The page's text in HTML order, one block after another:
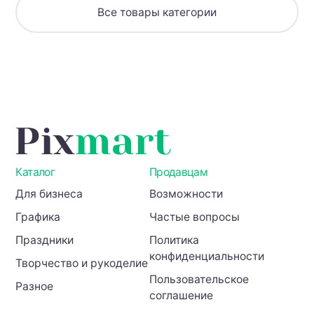
домиком
Все товары категории
Каталог
Для бизнеса
Графика
Праздники
Творчество и рукоделие
Разное
Продавцам
Возможности
Частые вопросы
Политика
конфиденциальности
Пользовательское
соглашение